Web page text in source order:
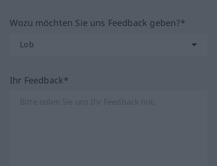
Wozu möchten Sie uns Feedback geben?*
Ihr Feedback*